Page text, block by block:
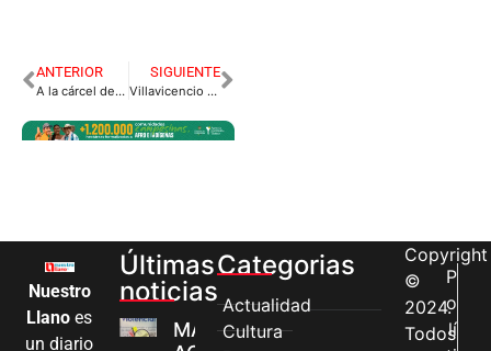
ANTERIOR
A la cárcel delincuentes que ya llevaban $230 millones en robos
SIGUIENTE
Villavicencio es el octavo municipio del país con más casos de Covid-19
Nuestro
Llano es
un diario
Últimas
noticias
MÁS MUJERES
Categorias
Actualidad
Cultura
Copyright
©
2024.
Todos
P
o
lí